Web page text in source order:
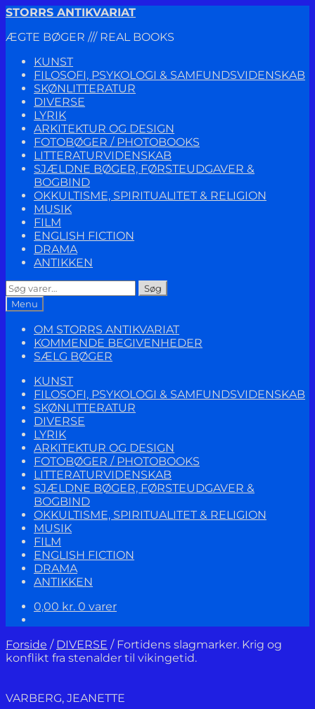
Spring
navigation
Spring
indhold
STORRS ANTIKVARIAT
ÆGTE BØGER /// REAL BOOKS
KUNST
FILOSOFI, PSYKOLOGI & SAMFUNDSVIDENSKAB
SKØNLITTERATUR
DIVERSE
LYRIK
ARKITEKTUR OG DESIGN
FOTOBØGER / PHOTOBOOKS
LITTERATURVIDENSKAB
SJÆLDNE BØGER, FØRSTEUDGAVER &
BOGBIND
OKKULTISME, SPIRITUALITET & RELIGION
MUSIK
FILM
ENGLISH FICTION
DRAMA
ANTIKKEN
Søg
efter:
Søg
Menu
OM STORRS ANTIKVARIAT
KOMMENDE BEGIVENHEDER
SÆLG BØGER
KUNST
FILOSOFI, PSYKOLOGI & SAMFUNDSVIDENSKAB
SKØNLITTERATUR
DIVERSE
LYRIK
ARKITEKTUR OG DESIGN
FOTOBØGER / PHOTOBOOKS
LITTERATURVIDENSKAB
SJÆLDNE BØGER, FØRSTEUDGAVER &
BOGBIND
OKKULTISME, SPIRITUALITET & RELIGION
MUSIK
FILM
ENGLISH FICTION
DRAMA
ANTIKKEN
0,00 kr. 0 varer
Forside / DIVERSE / Fortidens slagmarker. Krig og
konflikt fra stenalder til vikingetid.
VARBERG, JEANETTE